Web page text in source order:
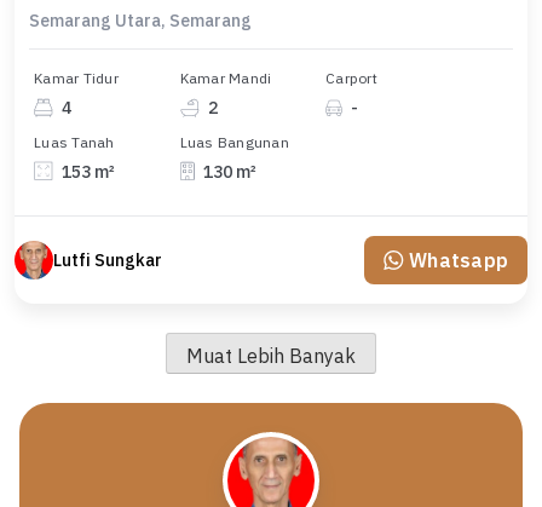
Semarang Utara, Semarang
Kamar Tidur
4
Kamar Mandi
2
Carport
-
Luas Tanah
153 m²
Luas Bangunan
130 m²
Lutfi Sungkar Whatsapp
Muat Lebih Banyak